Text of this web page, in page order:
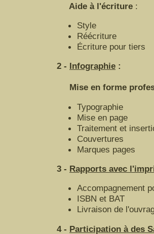
Aide à l'écriture :
Style
Réécriture
Écriture pour tiers
2 - Infographie :
Mise en forme
Typographie
Mise en page
Traitement et
Couvertures
Marques pages
3 - Rapports avec
Accompagnement
ISBN et BAT
Livraison de
4 - Participation à des